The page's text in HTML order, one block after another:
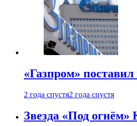
«Газпром»
2 года спустя2 года спустя
Звезда «Под